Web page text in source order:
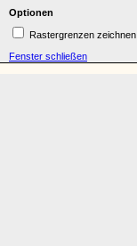
Optionen
Rastergrenzen zeichnen
Fenster schließen